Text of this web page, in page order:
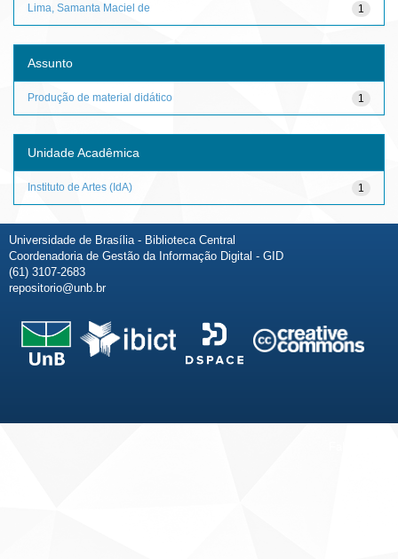
1
Lima, Samanta Maciel de
Assunto
1
Produção de material didático
Unidade Acadêmica
1
Instituto de Artes (IdA)
Universidade de Brasília - Biblioteca Central
Coordenadoria de Gestão da Informação Digital - GID
(61) 3107-2683
repositorio@unb.br